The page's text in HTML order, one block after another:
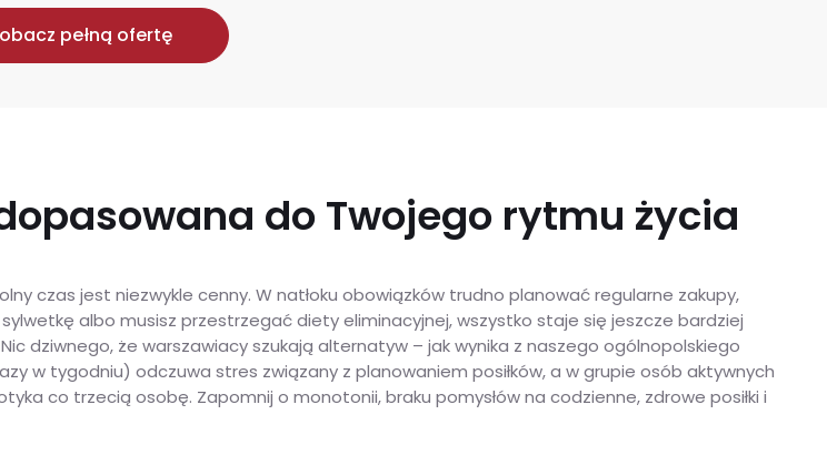
pełną ofertę
do Twojego rytmu życia
czas jest niezwykle cenny. W natłoku obowiązków trudno planować regularne zakupy,
albo musisz przestrzegać diety eliminacyjnej, wszystko staje się jeszcze bardziej
dziwnego, że warszawiacy szukają alternatyw – jak wynika z naszego ogólnopolskiego
w tygodniu) odczuwa stres związany z planowaniem posiłków, a w grupie osób aktywnych
co trzecią osobę. Zapomnij o monotonii, braku pomysłów na codzienne, zdrowe posiłki i